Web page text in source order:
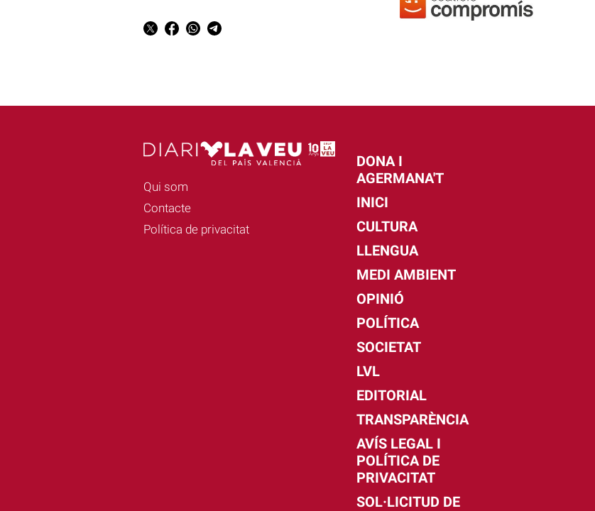
Qui som
Contacte
Política de privacitat
DONA I
AGERMANA'T
INICI
CULTURA
LLENGUA
MEDI AMBIENT
OPINIÓ
POLÍTICA
SOCIETAT
LVL
EDITORIAL
TRANSPARÈNCIA
AVÍS LEGAL I
POLÍTICA DE
PRIVACITAT
SOL·LICITUD DE